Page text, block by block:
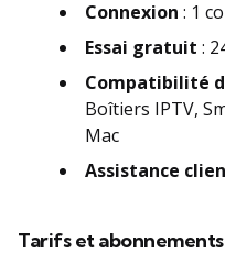
Connexion : 1
Essai gratuit :
Compatibilité
Boîtiers IPTV,
Mac
Assistance
Tarifs et